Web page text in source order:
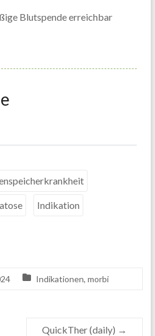
Blutspende erreichbar
Indikation
Indikationen, morbi
QuickTher (daily) →